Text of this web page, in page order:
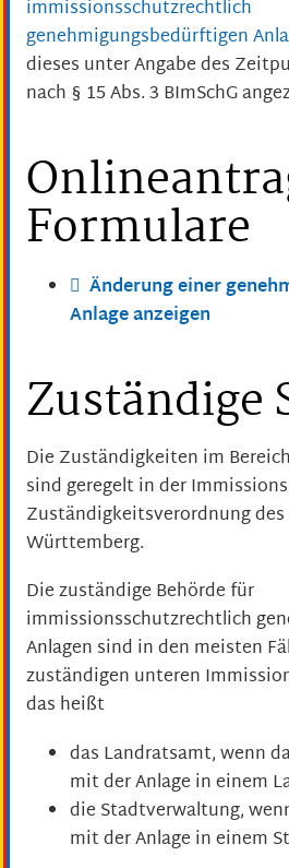
immissionsschutzrechtlich
genehmigungsbedürftigen
dieses unter Angabe des
nach § 15 Abs. 3 BImSchG
Formulare
Änderung einer
Anlage anzeigen
Zuständige
Die Zuständigkeiten im
sind geregelt in der
Zuständigkeitsverordnung des
Württemberg.
Die zuständige Behörde für
immissionsschutzrechtlich
Anlagen sind in den meisten
zuständigen unteren
das heißt
das Landratsamt, wenn
mit der Anlage in einem
die Stadtverwaltung,
mit der Anlage in einem